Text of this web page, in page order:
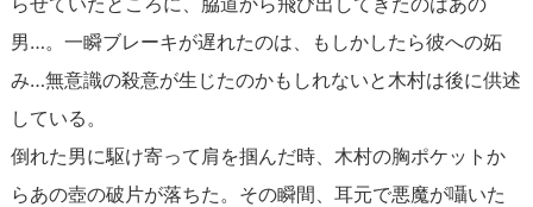
男…。一瞬ブレーキが遅れたのは、もしかしたら彼への妬
み…無意識の殺意が生じたのかもしれないと木村は後に供述
している。
倒れた男に駆け寄って肩を掴んだ時、木村の胸ポケットか
らあの壺の破片が落ちた。その瞬間、耳元で悪魔が囁いた